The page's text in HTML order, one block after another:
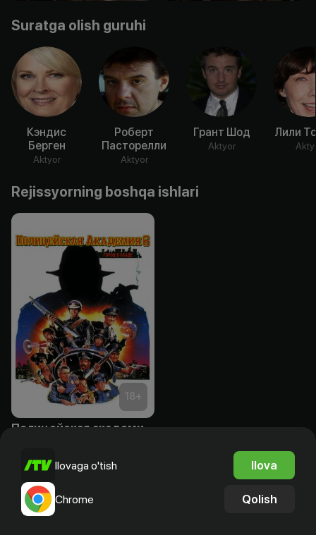
Suratga olish guruhi
Кэндис
Берген
Aktyor
Роберт
Пасторелли
Aktyor
Грант Шод
Aktyor
Лили
Rejissyorning boshqa ishlari
18+
Ilovaga o'tish Ilova
Chrome Qolish